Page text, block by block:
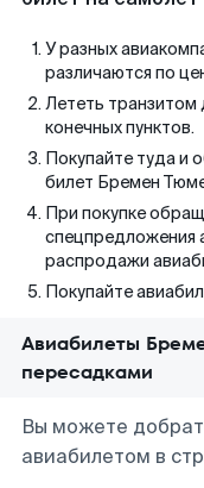
У разных
различаются по
Лететь транзитом
конечных пунктов.
Покупайте туда и
билет Бремен
При покупке
спецпредложения
распродажи
Покупайте
Авиабилеты
пересадками
Вы можете
авиабилетом в